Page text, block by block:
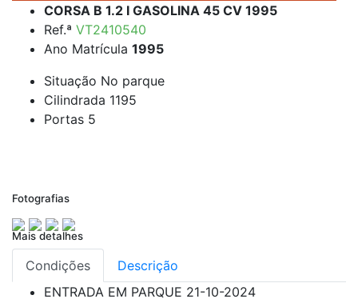
CORSA B 1.2 I GASOLINA 45 CV 1995
Ref.ª VT2410540
Ano Matrícula 1995
Situação No parque
Cilindrada 1195
Portas 5
Fotografias
Mais detalhes
Condições
Descrição
ENTRADA EM PARQUE 21-10-2024